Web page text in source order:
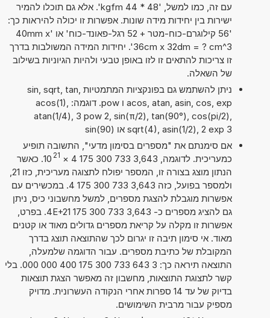
עם זה, כמו למשל, '48 * 44 kgfm'. אלא גם תוכלו להמיר
ישירות בין יחידות מידה שונות. אפשרות זו יכולה להיראות כך:
'56 קילוגרם-כוח-מטר + 52 רגל-פאונד-כוח' או '40mm x
36cm x 32dm = ? cm^3'. יחידות המידה המשולבות בדרך
זו צריכות להתאים זו לזו באופן טבעי ולהיות הגיוניות בשילוב
של השאלה.
ניתן להשתמש גם בפונקציות המתמטיות sin, sqrt, tan,
acos, atan, asin, cos, exp ו pow. דוגמה: acos(1),
atan(1/4), 3 pow 2, sin(π/2), tan(90°), cos(pi/2),
sqrt(4), asin(1/2), 2 exp 3 או sin(90)
אם סימנתם את "מספרים בסימון מדעי", התשובה תופיע
כמעריכית. לדוגמה, 3,643 733 300 175 4
×
10 21
. כאשר
ולמספר בפועל, כזה 3,643 733 300 175 4. במכשירים עם
אפשרות מוגבלת להצגת מספרים, למשל מחשבוני כיס, ניתן
גם להציג מספרים כ- 3,643 733 300 175 4E+21. בפרט,
אפשרות זו מקלה על קריאת מספרים גדולים מאוד או קטנים
מאוד. אי סימון תיבה זו יגרום לכך שהתוצאה תוצג בדרך
המקובלת של כתיבת מספרים. עבור הדוגמה שלמעלה,
התוצאה תיראה כך: 3 643 733 300 175 400 000 000. בלי
קשר לתצוגת התוצאות, מחשבון זה מאפשר הצגת תוצאות
בדיוק של עד 14 ספרות אחרי הנקודה העשרונית. מדויק
מספיק עבור מרבית השימושים.